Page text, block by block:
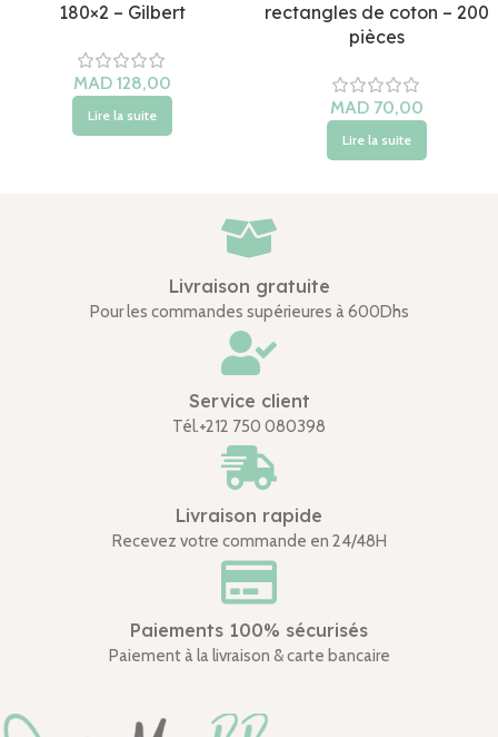
180×2 – Gilbert
MAD
Lire la suite
rectangles de coton – 200
pièces
MAD
Lire la suite
Livraison gratuite
Pour les commandes supérieures à 600Dhs
Service client
Tél.+212 750 080398
Livraison rapide
Recevez votre commande en 24/48H
Paiements 100% sécurisés
Paiement à la livraison & carte bancaire